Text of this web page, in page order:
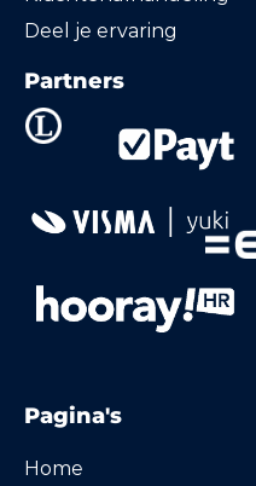
Deel je ervaring
Partners
Pagina's
Home